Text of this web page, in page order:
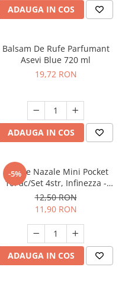
ADAUGA IN COS
Balsam De Rufe Parfumant
Asevi Blue 720 ml
19,72 RON
ADAUGA IN COS
-5%
Batiste Nazale Mini Pocket
10Pac/Set 4str, Infinezza -
90032585
12,50 RON
11,90 RON
ADAUGA IN COS